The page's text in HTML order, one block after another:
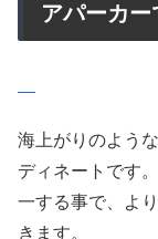
アパーカ
海上がりのよう
ディネートです
一する事で、よ
きます。